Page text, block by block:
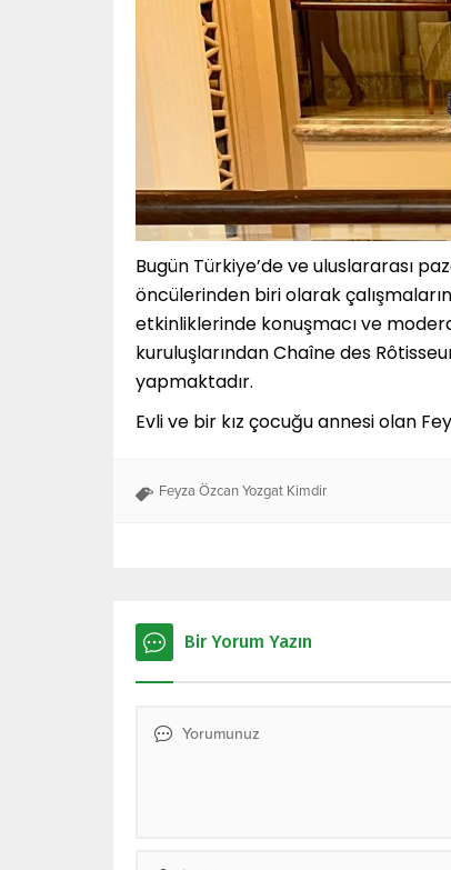
Bugün Türkiye’de ve uluslararası
öncülerinden biri olarak
etkinliklerinde konuşmacı ve
kuruluşlarından Chaîne des
yapmaktadır.
Evli ve bir kız çocuğu annesi olan
Feyza Özcan Yozgat Kimdir
Bir Yorum Yazın